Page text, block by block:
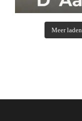
Meer laden